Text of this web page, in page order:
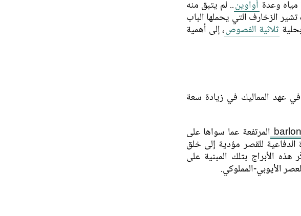
مياه وعدة أواوين.. لم يتبق منه
الزخارف التي يحملها الباب
ثلاثية الفصوص، إلى أهمية
عهد المماليك في زيادة سعة
المرتفعة عما سواها على
الدفاعية للقصر مؤدية إلى خلق
الأبراج بتلك المبنية على
الأيوبي-المملوكي.